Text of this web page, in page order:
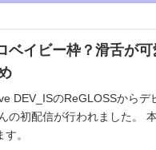
ベイビー枠？滑舌が
DEV_ISのReGLOSSからデ
の初配信が行われました。
。